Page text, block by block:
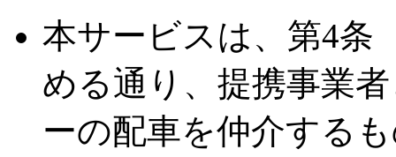
本サービスは、第4条
める通り、提携事業
ーの配車を仲介する